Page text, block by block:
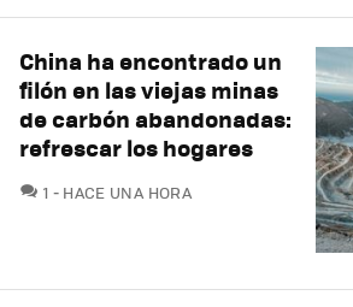
China ha encontrado un
filón en las viejas minas
de carbón abandonadas:
refrescar los hogares
1 COMENTARIOS
HACE UNA HORA